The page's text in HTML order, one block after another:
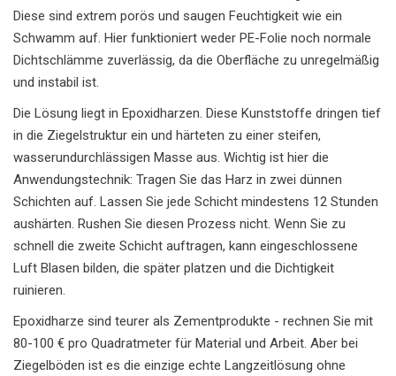
Diese sind extrem porös und saugen Feuchtigkeit wie ein
Schwamm auf. Hier funktioniert weder PE-Folie noch normale
Dichtschlämme zuverlässig, da die Oberfläche zu unregelmäßig
und instabil ist.
Die Lösung liegt in Epoxidharzen. Diese Kunststoffe dringen tief
in die Ziegelstruktur ein und härteten zu einer steifen,
wasserundurchlässigen Masse aus. Wichtig ist hier die
Anwendungstechnik: Tragen Sie das Harz in zwei dünnen
Schichten auf. Lassen Sie jede Schicht mindestens 12 Stunden
aushärten. Rushen Sie diesen Prozess nicht. Wenn Sie zu
schnell die zweite Schicht auftragen, kann eingeschlossene
Luft Blasen bilden, die später platzen und die Dichtigkeit
ruinieren.
Epoxidharze sind teurer als Zementprodukte - rechnen Sie mit
80-100 € pro Quadratmeter für Material und Arbeit. Aber bei
Ziegelböden ist es die einzige echte Langzeitlösung ohne